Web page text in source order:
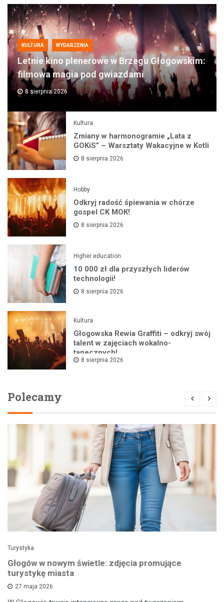
KULTURA WYDARZENIA
Letnie kino plenerowe w Brzegu Głogowskim:
filmowa magia pod gwiazdami
8 sierpnia 2026
Kultura
Zmiany w harmonogramie „Lata z
GOKiS” – Warsztaty Wakacyjne w Kotli
8 sierpnia 2026
Hobby
Odkryj radość śpiewania w chórze
gospel CK MOK!
8 sierpnia 2026
Higher education
10 000 zł dla przyszłych liderów
technologii!
8 sierpnia 2026
Kultura
Głogowska Rewia Graffiti – odkryj swój
talent w zajęciach wokalno-
tanecznych!
8 sierpnia 2026
Polecamy
Turystyka
Głogów w nowym świetle: zdjęcia promujące
turystykę miasta
27 maja 2026